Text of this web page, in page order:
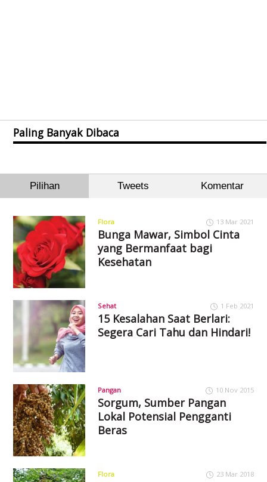
Paling Banyak Dibaca
Pilihan Tweets Komentar
Flora 13 Mar 2021
Bunga Mawar, Simbol Cinta
yang Bermanfaat bagi
Kesehatan
Sehat 1 Feb 2021
15 Kesalahan Saat Berlari:
Segera Cari Tahu dan Hindari!
Pangan 10 Nov 2015
Sorgum, Sumber Pangan
Lokal Potensial Pengganti
Beras
Flora 23 Mar 2018